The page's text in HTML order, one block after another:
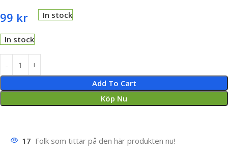
99 kr In stock
In stock
Add To Cart
Köp Nu
17 Folk som tittar på den här produkten nu!